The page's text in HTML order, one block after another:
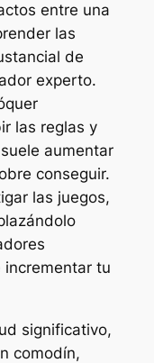
entre una
las
de
experto.
las reglas y
aumentar
conseguir.
las juegos,
tu
significativo,
comodín,